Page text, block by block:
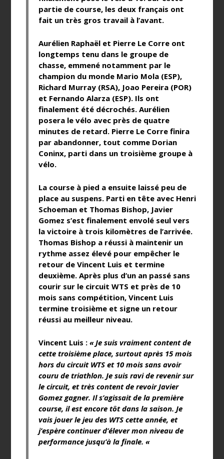
partie de course, les deux français ont
fait un très gros travail à l’avant.
Aurélien Raphaël et Pierre Le Corre ont
longtemps tenu dans le groupe de
chasse, emmené notamment par le
champion du monde Mario Mola (ESP),
Richard Murray (RSA), Joao Pereira (POR)
et Fernando Alarza (ESP). Ils ont
finalement été décrochés. Aurélien
posera le vélo avec près de quatre
minutes de retard. Pierre Le Corre finira
par abandonner, tout comme Dorian
Coninx, parti dans un troisième groupe à
vélo.
La course à pied a ensuite laissé peu de
place au suspens. Parti en tête avec Henri
Schoeman et Thomas Bishop, Javier
Gomez s’est finalement envolé seul vers
la victoire à trois kilomètres de l’arrivée.
Thomas Bishop a réussi à maintenir un
rythme assez élevé pour empêcher le
retour de Vincent Luis et termine
deuxième. Après plus d’un an passé sans
courir sur le circuit WTS et près de 10
mois sans compétition, Vincent Luis
termine troisième et signe un retour
réussi au meilleur niveau.
Vincent Luis :« Je suis vraiment content de
cette troisième place, surtout après 15 mois
hors du circuit WTS et 10 mois sans avoir
couru de triathlon. Je suis ravi de revenir sur
le circuit, et très content de revoir Javier
Gomez gagner. Il s’agissait de la première
course, il est encore tôt dans la saison. Je
vais jouer le jeu des WTS cette année, et
j’espère continuer d’élever mon niveau de
performance jusqu’à la finale. «